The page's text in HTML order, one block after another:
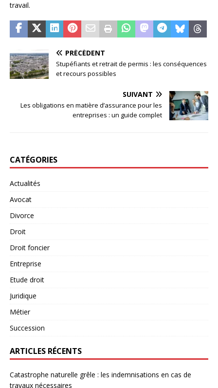
travail.
PRÉCÉDENT
Stupéfiants et retrait de permis : les conséquences
et recours possibles
SUIVANT
Les obligations en matière d’assurance pour les
entreprises : un guide complet
CATÉGORIES
Actualités
Avocat
Divorce
Droit
Droit foncier
Entreprise
Etude droit
Juridique
Métier
Succession
ARTICLES RÉCENTS
Catastrophe naturelle grêle : les indemnisations en cas de
travaux nécessaires